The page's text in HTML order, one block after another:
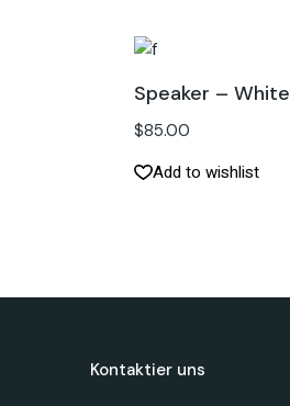
Speaker – White
$85.00
Add to wishlist
Kontaktier uns